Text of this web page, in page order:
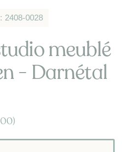
2408-0028
meublé
- Darnétal